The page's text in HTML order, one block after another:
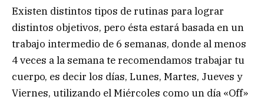
Existen distintos tipos de rutinas para lograr
distintos objetivos, pero ésta estará basada en un
trabajo intermedio de 6 semanas, donde al menos
4 veces a la semana te recomendamos trabajar tu
cuerpo, es decir los días, Lunes, Martes, Jueves y
Viernes, utilizando el Miércoles como un día «Off»